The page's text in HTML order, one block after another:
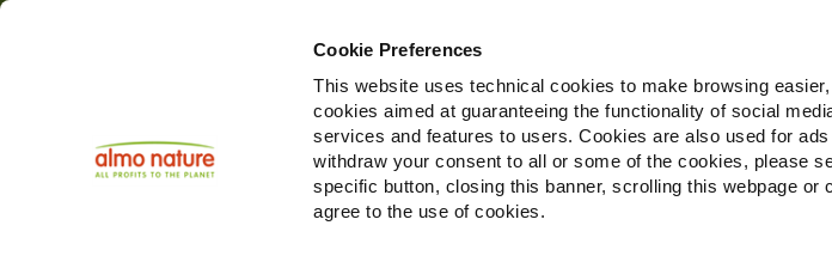
Cookie Preferences
This website uses technical cookies to make browsing
cookies aimed at guaranteeing the functionality of social
services and features to users. Cookies are also used for
withdraw your consent to all or some of the cookies, please
specific button, closing this banner, scrolling this webpage or
agree to the use of cookies.
Produkte Companion for Life